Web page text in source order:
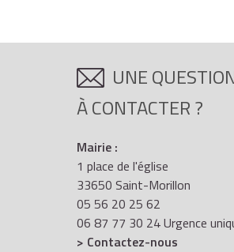
UNE
À CONTACTER ?
Mairie :
1 place de l'église
33650 Saint-Morillon
05 56 20 25 62
06 87 77 30 24 Urgence
> Contactez-nous